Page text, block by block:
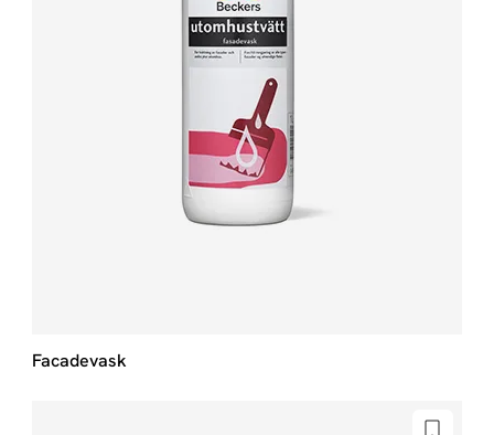
Facadevask